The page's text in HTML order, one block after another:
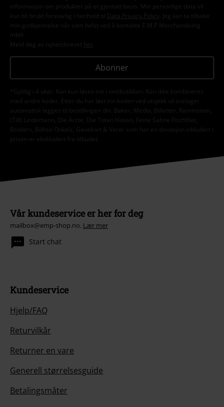
informasjon om produkter på et gjentatt basis. Min personlige data vil
kun bli brukt forsvarlig i henhold til
Data Privacy Policy
. Jeg kan ta tilbake
min godkjennelse når som helst ved å kontakte E.M.P Merchandising
mbH
Meld deg av nyhetsbrevet her
Abonner
*Gyldig i 4 uker. Kan kun løses inn i nettbutikken. Kan ikke kombineres
med andre koder. Etter du har løst inn koden ved utsjekk vil avslaget
automatisk legges til bestillingen din. Bøker, Media, Billetter, Rammstein,
(Till) Lindemann, Die Ärzte, Die Toten Hosen, Feine Sahne Fischfilet,
Broilers, Böhse Onkelz, Gavekort & Varer som har en donasjon inkludert i
prisen er ekskludert fra tilbudet.
Vår kundeservice er her for deg
mailbox@emp-shop.no. Lær mer
Start chat
Kundeservice
Hjelp/FAQ
Returvilkår
Returner en vare
Generell størrelsesguide
Betalingsmåter